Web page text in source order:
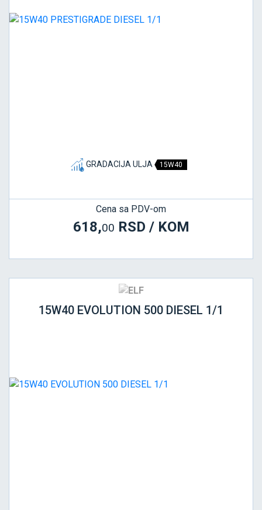
GRADACIJA ULJA 15W40
Cena sa PDV-om
618,00 RSD / KOM
15W40 EVOLUTION 500 DIESEL 1/1